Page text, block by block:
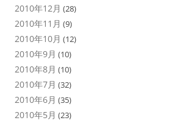
2010年12月 (28)
2010年11月 (9)
2010年10月 (12)
2010年9月 (10)
2010年8月 (10)
2010年7月 (32)
2010年6月 (35)
2010年5月 (23)